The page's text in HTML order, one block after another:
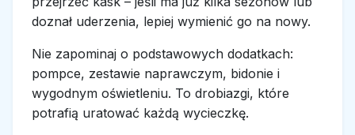
doznał uderzenia, lepiej wymienić go na nowy.
Nie zapominaj o podstawowych dodatkach:
pompce, zestawie naprawczym, bidonie i
wygodnym oświetleniu. To drobiazgi, które
potrafią uratować każdą wycieczkę.